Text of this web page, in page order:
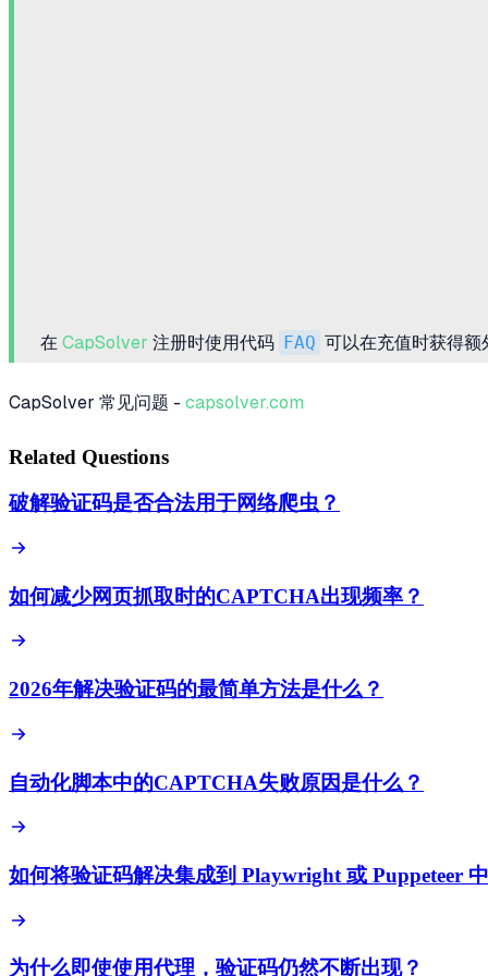
在 CapSolver 注册时使用代码 FAQ 可以在充值时获得
CapSolver 常见问题 - capsolver.com
Related Questions
破解验证码是否合法用于网络爬虫？
如何减少网页抓取时的CAPTCHA出现频率？
2026年解决验证码的最简单方法是什么？
自动化脚本中的CAPTCHA失败原因是什么？
如何将验证码解决集成到 Playwright 或 Puppeteer
为什么即使使用代理，验证码仍然不断出现？